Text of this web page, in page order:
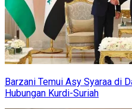
Barzani Temui Asy Syaraa di
Hubungan Kurdi-Suriah